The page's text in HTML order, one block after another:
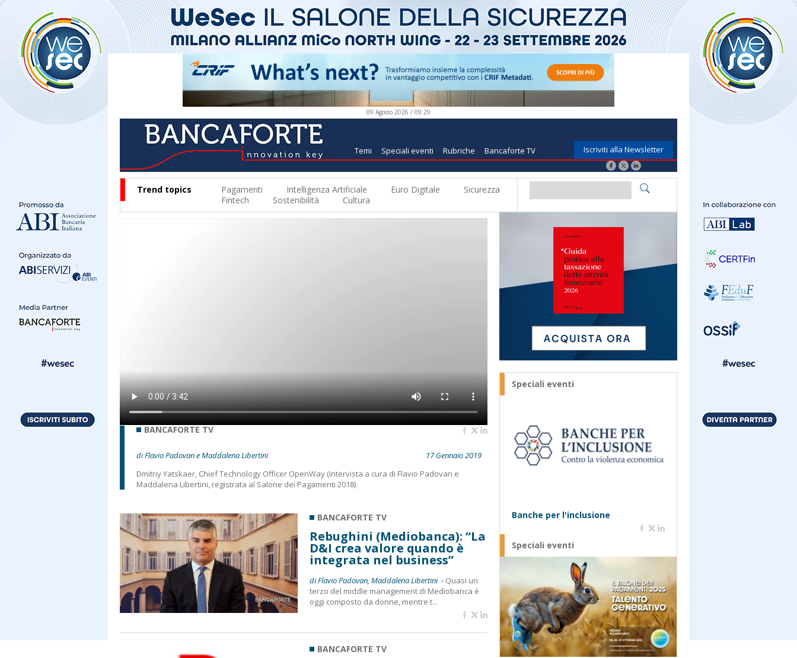
09 Agosto 2026 / 09:29
Temi Speciali eventi Rubriche Bancaforte TV Iscriviti alla Newsletter
Trend topics Pagamenti Intelligenza Artificiale Euro Digitale
Sicurezza
Fintech
Sostenibilità Cultura
BANCAFORTE TV
di Flavio Padovan e Maddalena Libertini
17 Gennaio 2019
Dmitriy Yatskaer, Chief Technology Officer OpenWay (intervista a cura di Flavio Padovan e
Maddalena Libertini, registrata al Salone dei Pagamenti 2018)
BANCAFORTE TV
Rebughini (Mediobanca): “La
D&I crea valore quando è
integrata nel business”
di Flavio Padovan, Maddalena Libertini - Quasi un
terzo del middle management di Mediobanca è
oggi composto da donne, mentre t...
BANCAFORTE TV
Speciali eventi
Banche per l'inclusione
Speciali eventi